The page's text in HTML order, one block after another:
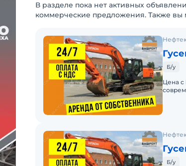
В разделе пока нет активных
коммерческие предложения. Также вы
Б/у
Цена
Б/у